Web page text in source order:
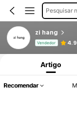
Pesquisar
zi hang
Vendedor
Informações do
Artigo
Recomendar